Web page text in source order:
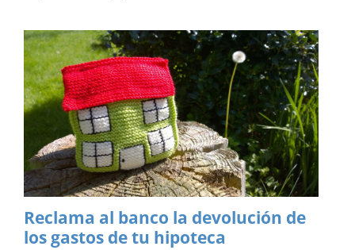
Reclama al banco la devolución de
los gastos de tu hipoteca